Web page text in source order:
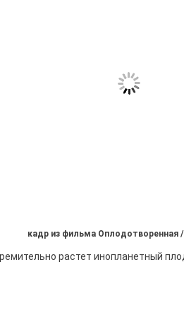
кадр из фильма Оплодотворенная /
растет инопланетный